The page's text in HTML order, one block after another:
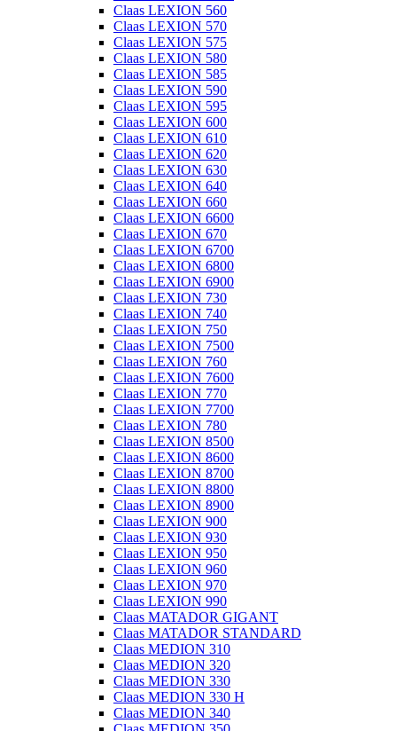
Claas LEXION 560
Claas LEXION 570
Claas LEXION 575
Claas LEXION 580
Claas LEXION 585
Claas LEXION 590
Claas LEXION 595
Claas LEXION 600
Claas LEXION 610
Claas LEXION 620
Claas LEXION 630
Claas LEXION 640
Claas LEXION 660
Claas LEXION 6600
Claas LEXION 670
Claas LEXION 6700
Claas LEXION 6800
Claas LEXION 6900
Claas LEXION 730
Claas LEXION 740
Claas LEXION 750
Claas LEXION 7500
Claas LEXION 760
Claas LEXION 7600
Claas LEXION 770
Claas LEXION 7700
Claas LEXION 780
Claas LEXION 8500
Claas LEXION 8600
Claas LEXION 8700
Claas LEXION 8800
Claas LEXION 8900
Claas LEXION 900
Claas LEXION 930
Claas LEXION 950
Claas LEXION 960
Claas LEXION 970
Claas LEXION 990
Claas MATADOR GIGANT
Claas MATADOR STANDARD
Claas MEDION 310
Claas MEDION 320
Claas MEDION 330
Claas MEDION 330 H
Claas MEDION 340